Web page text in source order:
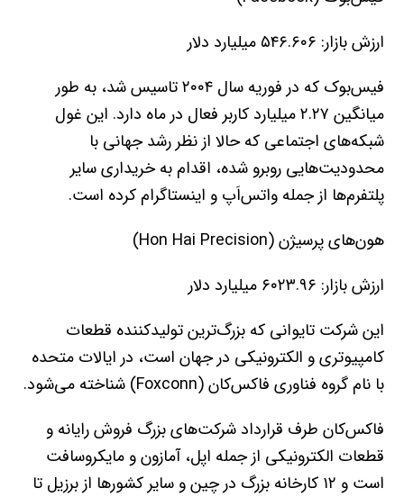
ارزش بازار: ۵۴۶.۶۰۶ میلیارد دلار
فیس‌بوک که در فوریه سال ۲۰۰۴ تاسیس شد، به طور
میانگین ۲.۲۷ میلیارد کاربر فعال در ماه دارد. این غول
شبکه‌های اجتماعی که حالا از نظر رشد جهانی با
محدودیت‌هایی روبرو شده، اقدام به خریداری سایر
پلتفرم‌ها از جمله واتس‌اَپ و اینستاگرام کرده است.
هون‌های پرسیژن (Hon Hai Precision)
ارزش بازار: ۶۰۲۳.۹۶ میلیارد دلار
این شرکت تایوانی که بزرگ‌ترین تولیدکننده قطعات
کامپیوتری و الکترونیکی در جهان است، در ایالات متحده
با نام گروه فناوری فاکس‌کان (Foxconn) شناخته می‌شود.
فاکس‌کان طرف قرارداد شرکت‌های بزرگ فروش رایانه و
قطعات الکترونیکی از جمله اپل، آمازون و مایکروسافت
است و ۱۲ کارخانه بزرگ در چین و سایر کشورها از برزیل تا